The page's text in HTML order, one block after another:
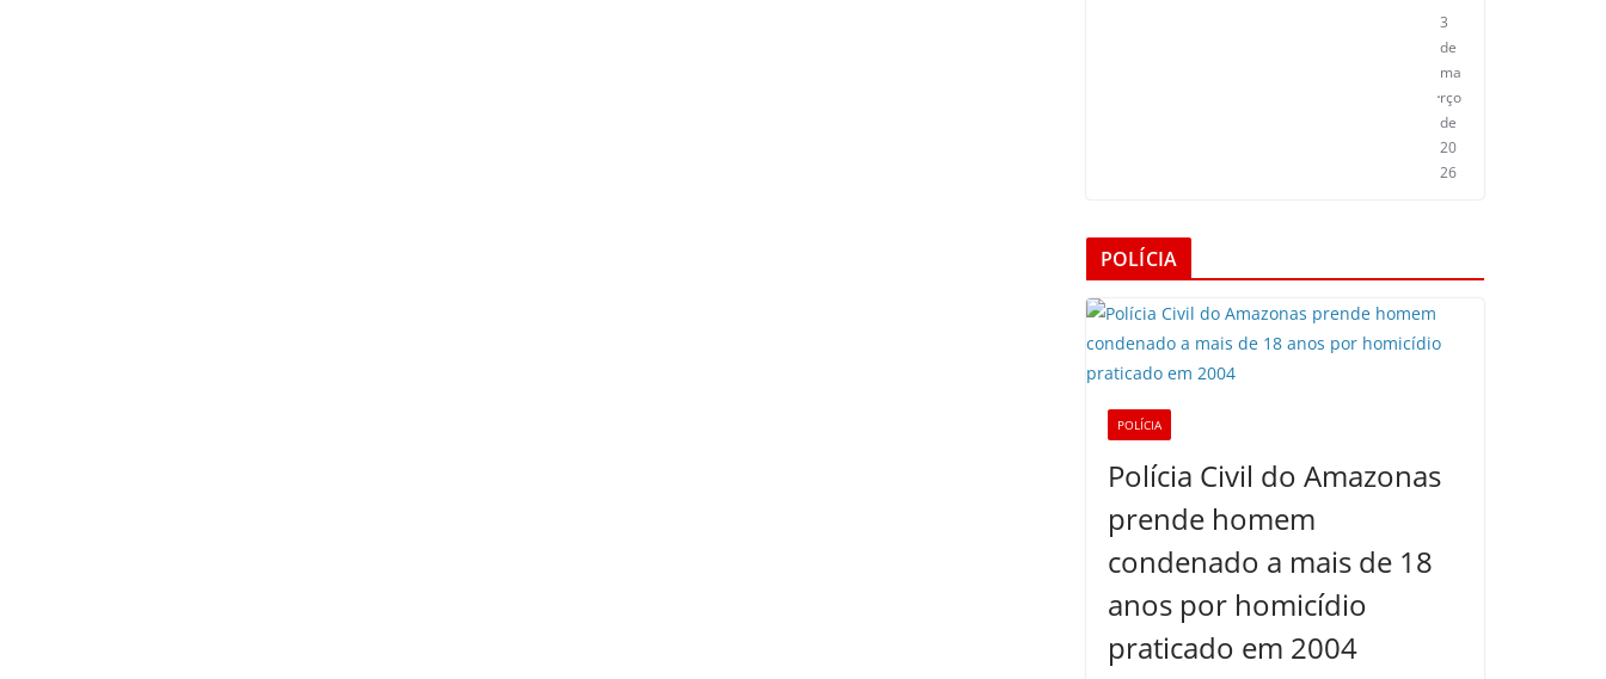
3
de
ma
rço
de
20
26
POLÍCIA
POLÍCIA
Polícia Civil do Amazonas
prende homem
condenado a mais de 18
anos por homicídio
praticado em 2004